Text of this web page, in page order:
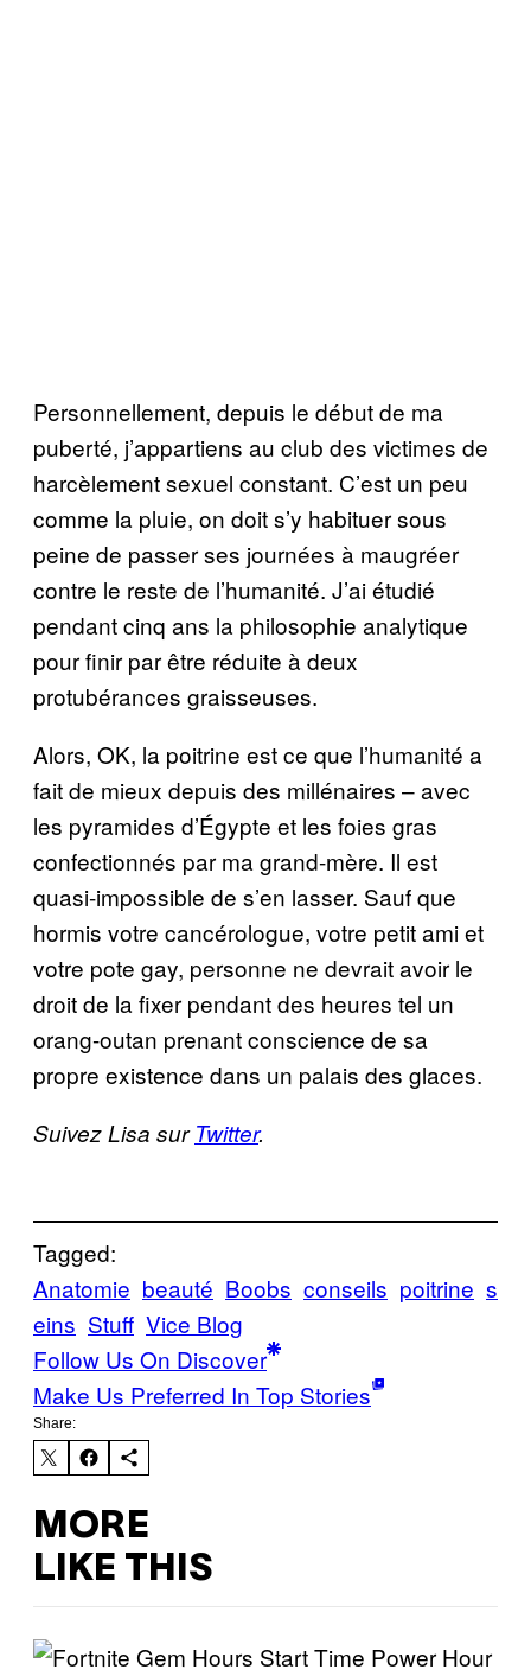
Personnellement, depuis le début de ma
puberté, j’appartiens au club des victimes de
harcèlement sexuel constant. C’est un peu
comme la pluie, on doit s’y habituer sous
peine de passer ses journées à maugréer
contre le reste de l’humanité. J’ai étudié
pendant cinq ans la philosophie analytique
pour finir par être réduite à deux
protubérances graisseuses.
Alors, OK, la poitrine est ce que l’humanité a
fait de mieux depuis des millénaires – avec
les pyramides d’Égypte et les foies gras
confectionnés par ma grand-mère. Il est
quasi-impossible de s’en lasser. Sauf que
hormis votre cancérologue, votre petit ami et
votre pote gay, personne ne devrait avoir le
droit de la fixer pendant des heures tel un
orang-outan prenant conscience de sa
propre existence dans un palais des glaces.
Suivez Lisa surTwitter.
Tagged:
Anatomie beauté Boobs conseils poitrine s
eins Stuff Vice Blog
Follow Us On Discover
Make Us Preferred In Top Stories
Share:
MORE
LIKE THIS